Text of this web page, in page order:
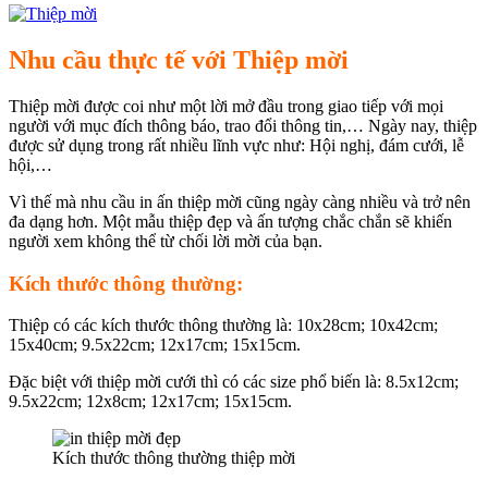
Nhu cầu thực tế với Thiệp mời
Thiệp mời được coi như một lời mở đầu trong giao tiếp với mọi
người với mục đích thông báo, trao đổi thông tin,… Ngày nay, thiệp
được sử dụng trong rất nhiều lĩnh vực như: Hội nghị, đám cưới, lễ
hội,…
Vì thế mà nhu cầu in ấn thiệp mời cũng ngày càng nhiều và trở nên
đa dạng hơn. Một mẫu thiệp đẹp và ấn tượng chắc chắn sẽ khiến
người xem không thể từ chối lời mời của bạn.
Kích thước thông thường:
Thiệp có các kích thước thông thường là: 10x28cm; 10x42cm;
15x40cm; 9.5x22cm; 12x17cm; 15x15cm.
Đặc biệt với thiệp mời cưới thì có các size phổ biến là: 8.5x12cm;
9.5x22cm; 12x8cm; 12x17cm; 15x15cm.
Kích thước thông thường thiệp mời